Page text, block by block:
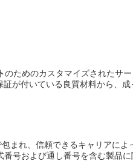
のためのカスタマイズされたサ
が付いている良質材料から、成
まれ、信頼できるキャリアに
番号および通し番号を含む製品